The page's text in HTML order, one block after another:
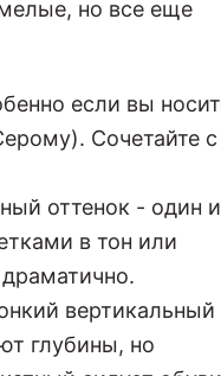
если вы носите
оттенок - один из
в тон или
вертикальный
глубины, но
силуэт обуви.